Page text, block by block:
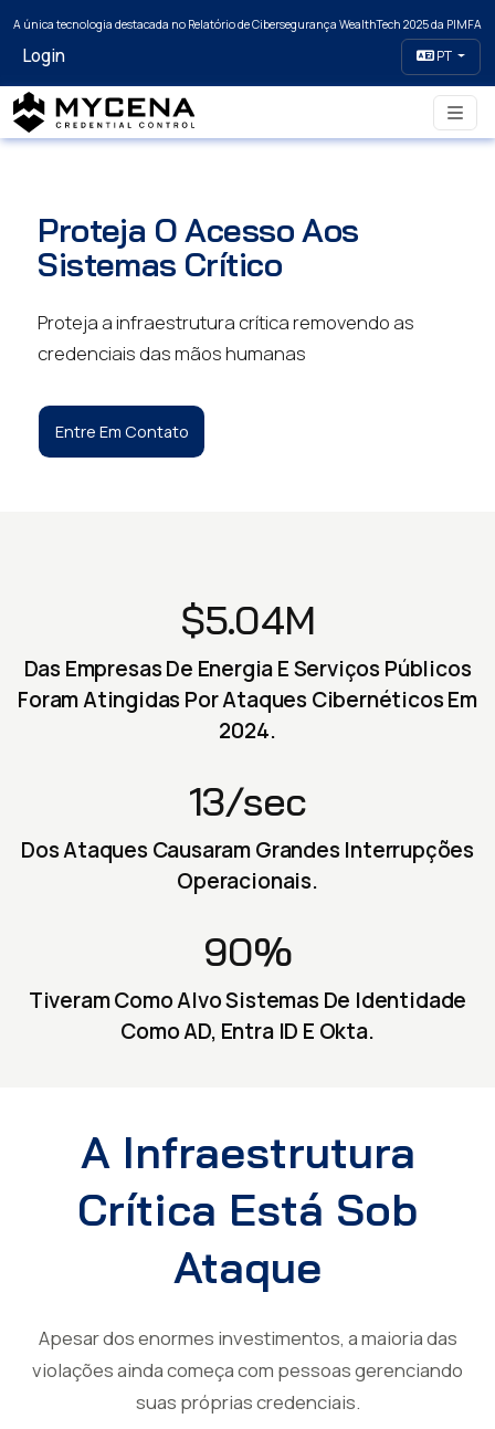
A única tecnologia destacada no Relatório de Cibersegurança WealthTech 2025 da PIMFA
Login PT
Proteja O Acesso Aos
Sistemas Crítico
Proteja a infraestrutura crítica removendo as
credenciais das mãos humanas
Entre Em Contato
$5.04M
Das Empresas De Energia E Serviços Públicos
Foram Atingidas Por Ataques Cibernéticos Em
2024.
13/sec
Dos Ataques Causaram Grandes Interrupções
Operacionais.
90%
Tiveram Como Alvo Sistemas De Identidade
Como AD, Entra ID E Okta.
A Infraestrutura
Crítica Está Sob
Ataque
Apesar dos enormes investimentos, a maioria das
violações ainda começa com pessoas gerenciando
suas próprias credenciais.